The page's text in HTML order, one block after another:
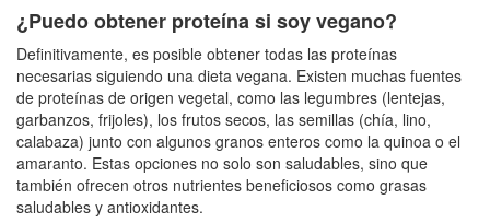
¿Puedo obtener proteína si soy vegano?
Definitivamente, es posible obtener todas las proteínas
necesarias siguiendo una dieta vegana. Existen muchas fuentes
de proteínas de origen vegetal, como las legumbres (lentejas,
garbanzos, frijoles), los frutos secos, las semillas (chía, lino,
calabaza) junto con algunos granos enteros como la quinoa o el
amaranto. Estas opciones no solo son saludables, sino que
también ofrecen otros nutrientes beneficiosos como grasas
saludables y antioxidantes.